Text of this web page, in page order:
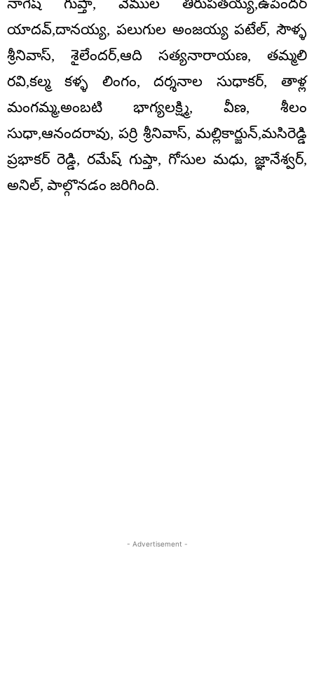
నాగేష్ గుప్తా, వేముల తిరుపతయ్య,ఉపేందర్
యాదవ్,దానయ్య, పలుగుల అంజయ్య పటేల్, సౌళ్ళ
శ్రీనివాస్, శైలేందర్,ఆది సత్యనారాయణ, తమ్మలి
రవి,కల్మ కళ్ళ లింగం, దర్శనాల సుధాకర్, తాళ్ల
మంగమ్మ,అంబటి భాగ్యలక్ష్మి, వీణ, శీలం
సుధా,ఆనందరావు, పర్రి శ్రీనివాస్, మల్లికార్జున్,మసిరెడ్డి
ప్రభాకర్ రెడ్డి, రమేష్ గుప్తా, గోసుల మధు, జ్ఞానేశ్వర్,
అనిల్, పాల్గొనడం జరిగింది.
- Advertisement -